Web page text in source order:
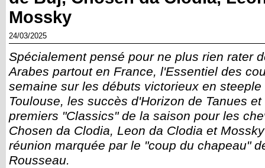
Mossky
24/03/2025
Spécialement pensé pour ne plus rien rater
Arabes partout en France, l'Essentiel des
semaine sur les débuts victorieux en
Toulouse, les succès d'Horizon de Tanues
premiers "Classics" de la saison pour les
Chosen da Clodia, Leon da Clodia et
réunion marquée par le "coup du chapeau"
Rousseau.